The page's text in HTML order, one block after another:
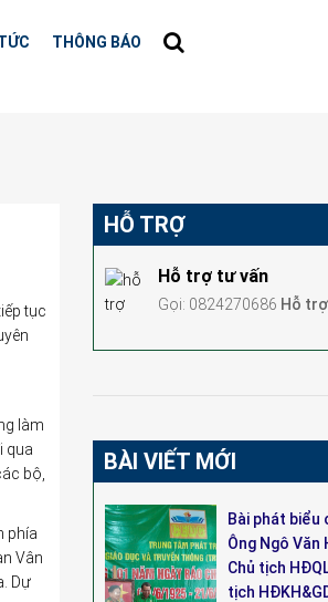
THÔNG BÁO
tục
làm
qua
bộ,
phía
Vân
Dự
HỖ TRỢ
Hỗ trợ tư vấn
Gọi: 0824270686 Hỗ trợ
BÀI VIẾT MỚI
Bài phát biểu
Ông Ngô Văn
Chủ tịch
tịch